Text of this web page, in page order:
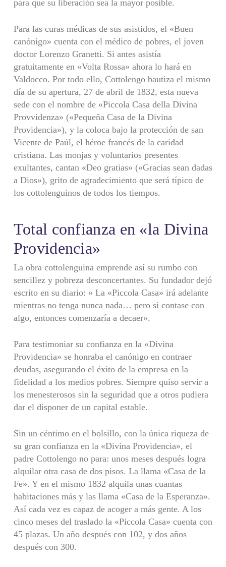
para que su liberación sea la mayor posible.
Para las curas médicas de sus asistidos, el «Buen
canó­nigo» cuenta con el médico de pobres, el joven
doctor Lorenzo Granetti. Si antes asistía
gratuitamente en «Volta Rossa» ahora lo hará en
Valdocco. Por todo ello, Cottolengo bautiza el mismo
día de su apertura, 27 de abril de 1832, esta nueva
sede con el nombre de «Piccola Casa della Divina
Provvidenza» («Pequeña Casa de la Divina
Providencia»), y la coloca bajo la protección de san
Vicente de Paúl, el héroe francés de la caridad
cristiana. Las monjas y voluntarios presentes
exultantes, cantan «Deo gratias» («Gracias sean dadas
a Dios»), grito de agradecimiento que será típico de
los cottolenguinos de todos los tiempos.
Total confianza en «la Divina
Providencia»
La obra cottolenguina emprende así su rumbo con
senci­llez y pobreza desconcertantes. Su fundador dejó
escrito en su diario: » La «Piccola Casa» irá adelante
mientras no tenga nunca nada… pero si contase con
algo, entonces comenzaría a decaer».
Para testimoniar su confianza en la «Divina
Providencia» se honraba el canónigo en contraer
deudas, asegurando el éxito de la empresa en la
fidelidad a los medios pobres. Siempre quiso servir a
los menesterosos sin la seguridad que a otros pudiera
dar el disponer de un capital estable.
Sin un céntimo en el bolsillo, con la única riqueza de
su gran confianza en la «Divina Providencia», el
padre Cottolengo no para: unos meses después logra
alquilar otra casa de dos pisos. La llama «Casa de la
Fe». Y en el mismo 1832 alquila unas cuantas
habitaciones más y las llama «Casa de la Esperanza».
Así cada vez es capaz de acoger a más gente. A los
cinco meses del traslado la «Piccola Casa» cuenta con
45 plazas. Un año después con 102, y dos años
después con 300.